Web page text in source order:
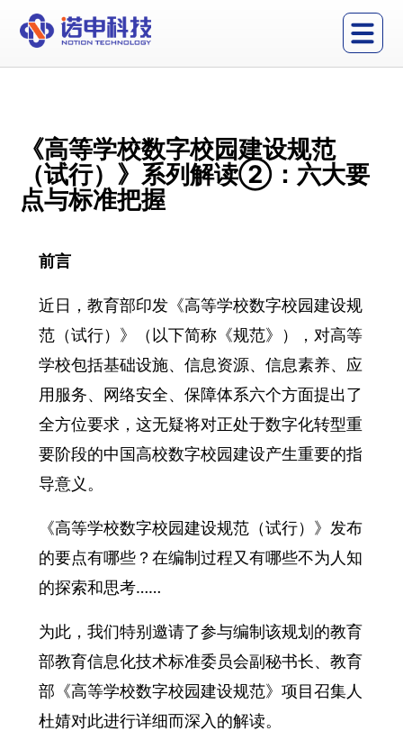
《高等学校数字校园建设规范
（试行）》系列解读②：六大要
点与标准把握
前言
近日，教育部印发《高等学校数字校园建设规
范（试行）》（以下简称《规范》），对高等
学校包括基础设施、信息资源、信息素养、应
用服务、网络安全、保障体系六个方面提出了
全方位要求，这无疑将对正处于数字化转型重
要阶段的中国高校数字校园建设产生重要的指
导意义。
《高等学校数字校园建设规范（试行）》发布
的要点有哪些？在编制过程又有哪些不为人知
的探索和思考……
为此，我们特别邀请了参与编制该规划的教育
部教育信息化技术标准委员会副秘书长、教育
部《高等学校数字校园建设规范》项目召集人
杜婧对此进行详细而深入的解读。